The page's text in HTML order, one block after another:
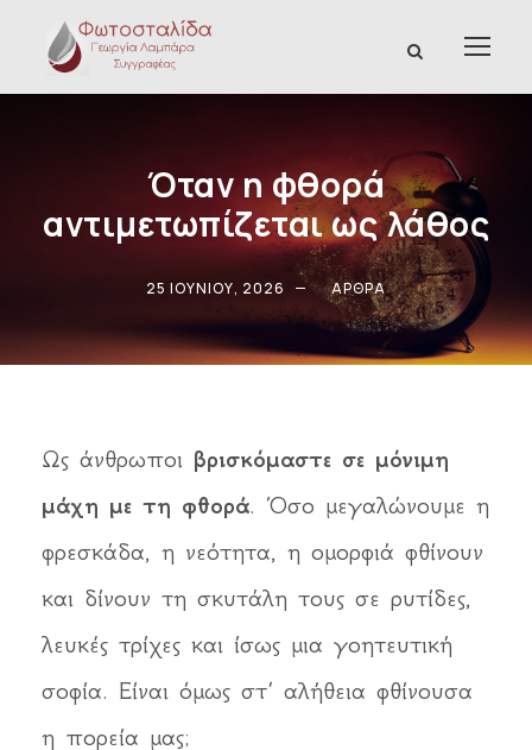
Όταν η φθορά
αντιμετωπίζεται ως λάθος
25 ΙΟΥΝΊΟΥ, 2026 ΆΡΘΡΑ
Ως άνθρωποι βρισκόμαστε σε μόνιμη
μάχη με τη φθορά. Όσο μεγαλώνουμε η
φρεσκάδα, η νεότητα, η ομορφιά φθίνουν
και δίνουν τη σκυτάλη τους σε ρυτίδες,
λευκές τρίχες και ίσως μια γοητευτική
σοφία. Είναι όμως στ’ αλήθεια φθίνουσα
η πορεία μας;